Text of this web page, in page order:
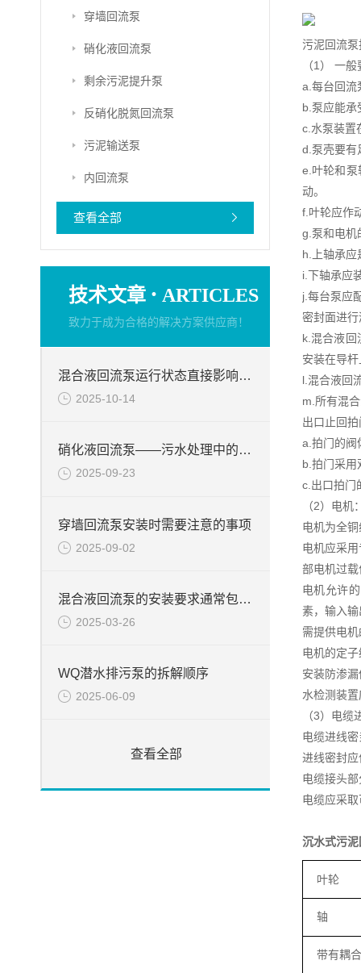
穿墙回流泵
硝化液回流泵
剩余污泥提升泵
反硝化脱氮回流泵
污泥输送泵
内回流泵
查看全部
技术文章 · ARTICLES
致力于成为合格的解决方案供应商！
混合液回流泵运行状态直接影响整个工艺流程的稳定性与效率
2025-10-14
硝化液回流泵——污水处理中的关键角色
2025-09-23
穿墙回流泵安装时需要注意的事项
2025-09-02
混合液回流泵的安装要求通常包括以下几个方面
2025-03-26
WQ潜水排污泵的拆解顺序
2025-06-09
查看全部
污泥回流
（1） 一
a.每台回流
b.泵应能承
c.水泵装置
d.泵壳要有
e.叶轮和泵
动。
f.叶轮应作
g.泵和电机
h.上轴承应
i.下轴承应
j.每台泵应
密封面进
k.混合液回
安装在导
l.混合液回
m.所有混
出口止回
a.拍门的阀
b.拍门采用
c.出口拍门
（2）电机
电机为全
电机应采
部电机过
电机允许
素，输入
需提供电
电机的定
安装防渗
水检测装
（3）电缆
电缆进线
进线密封
电缆接头
电缆应采
沉水式污
叶轮
轴
带有耦